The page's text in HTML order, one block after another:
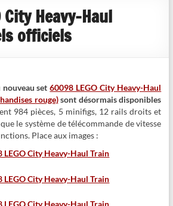
City Heavy-Haul
officiels
nouveau set60098 LEGO City Heavy-Haul
rouge)sont désormais disponibles
984 pièces, 5 minifigs, 12 rails droits et
le système de télécommande de vitesse
Place aux images :